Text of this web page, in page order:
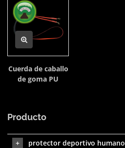
Cuerda de caballo
de goma PU
Producto
protector deportivo humano